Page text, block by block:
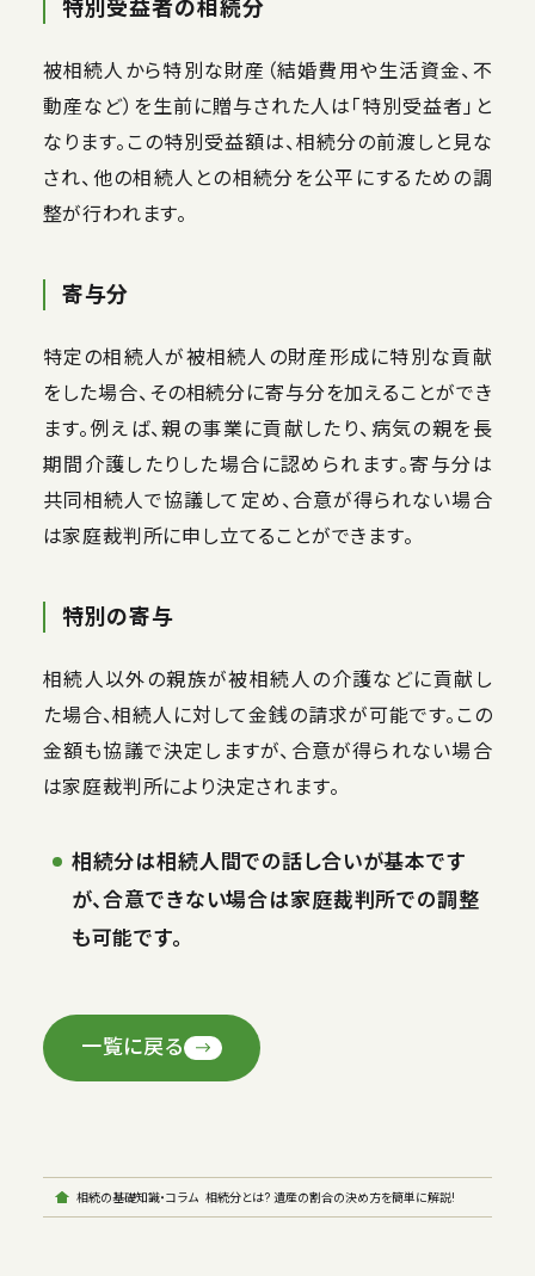
特別受益者の相続分
被相続人から特別な財産（結婚費用や生活資金、不
動産など）を生前に贈与された人は「特別受益者」と
なります。この特別受益額は、相続分の前渡しと見な
され、他の相続人との相続分を公平にするための調
整が行われます。
寄与分
特定の相続人が被相続人の財産形成に特別な貢献
をした場合、その相続分に寄与分を加えることができ
ます。例えば、親の事業に貢献したり、病気の親を長
期間介護したりした場合に認められます。寄与分は
共同相続人で協議して定め、合意が得られない場合
は家庭裁判所に申し立てることができます。
特別の寄与
相続人以外の親族が被相続人の介護などに貢献し
た場合、相続人に対して金銭の請求が可能です。この
金額も協議で決定しますが、合意が得られない場合
は家庭裁判所により決定されます。
相続分は相続人間での話し合いが基本です
が、合意できない場合は家庭裁判所での調整
も可能です。
一覧に戻る
相続の基礎知識・コラム 相続分とは? 遺産の割合の決め方を簡単に解説!